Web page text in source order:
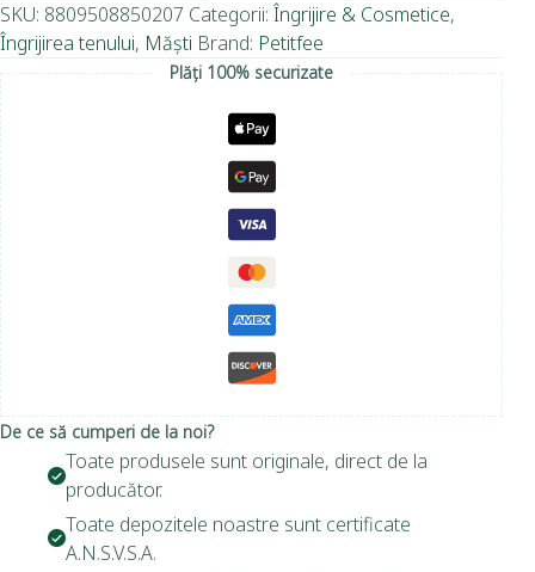
SKU: 8809508850207 Categorii: Îngrijire & Cosmetice,
Îngrijirea tenului, Măști Brand: Petitfee
Plăți 100% securizate
De ce să cumperi de la noi?
Toate produsele sunt originale, direct de la
producător.
Toate depozitele noastre sunt certificate
A.N.S.V.S.A.